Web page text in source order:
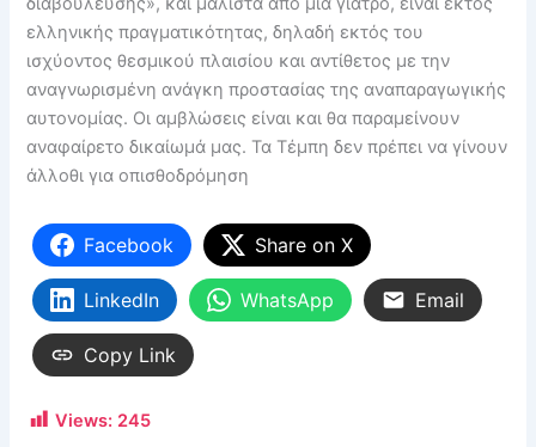
ελληνικής πραγματικότητας, δηλαδή εκτός του
ισχύοντος θεσμικού πλαισίου και αντίθετος με την
αναγνωρισμένη ανάγκη προστασίας της αναπαραγωγικής
αυτονομίας. Οι αμβλώσεις είναι και θα παραμείνουν
αναφαίρετο δικαίωμά μας. Τα Τέμπη δεν πρέπει να γίνουν
άλλοθι για οπισθοδρόμηση
Facebook Share on X
LinkedIn WhatsApp Email
Copy Link
Views: 245